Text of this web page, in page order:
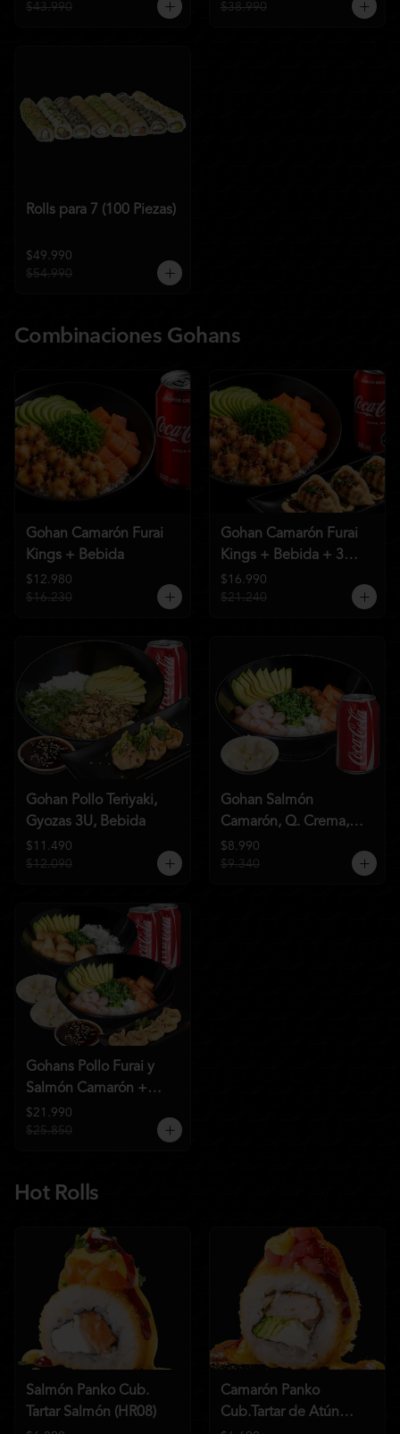
$43.990
$38.990
Rolls para 7 (100 Piezas)
$49.990
$54.990
Combinaciones Gohans
Gohan Camarón Furai
Kings + Bebida
$12.980
$16.230
Gohan Camarón Furai
Kings + Bebida + 3
Unid de Gyozas Nikkei
$16.990
$21.240
Gohan Pollo Teriyaki,
Gyozas 3U, Bebida
$11.490
$12.090
Gohan Salmón
Camarón, Q. Crema,
Bebida
$8.990
$9.340
Gohans Pollo Furai y
Salmón Camarón +
2QC
$21.990
$25.850
Hot Rolls
Salmón Panko Cub.
Tartar Salmón (HR08)
Camarón Panko
Cub.Tartar de Atún